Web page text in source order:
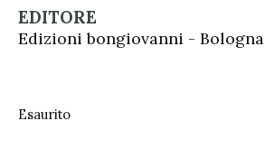
EDITORE
Edizioni bongiovanni - Bologna
Esaurito